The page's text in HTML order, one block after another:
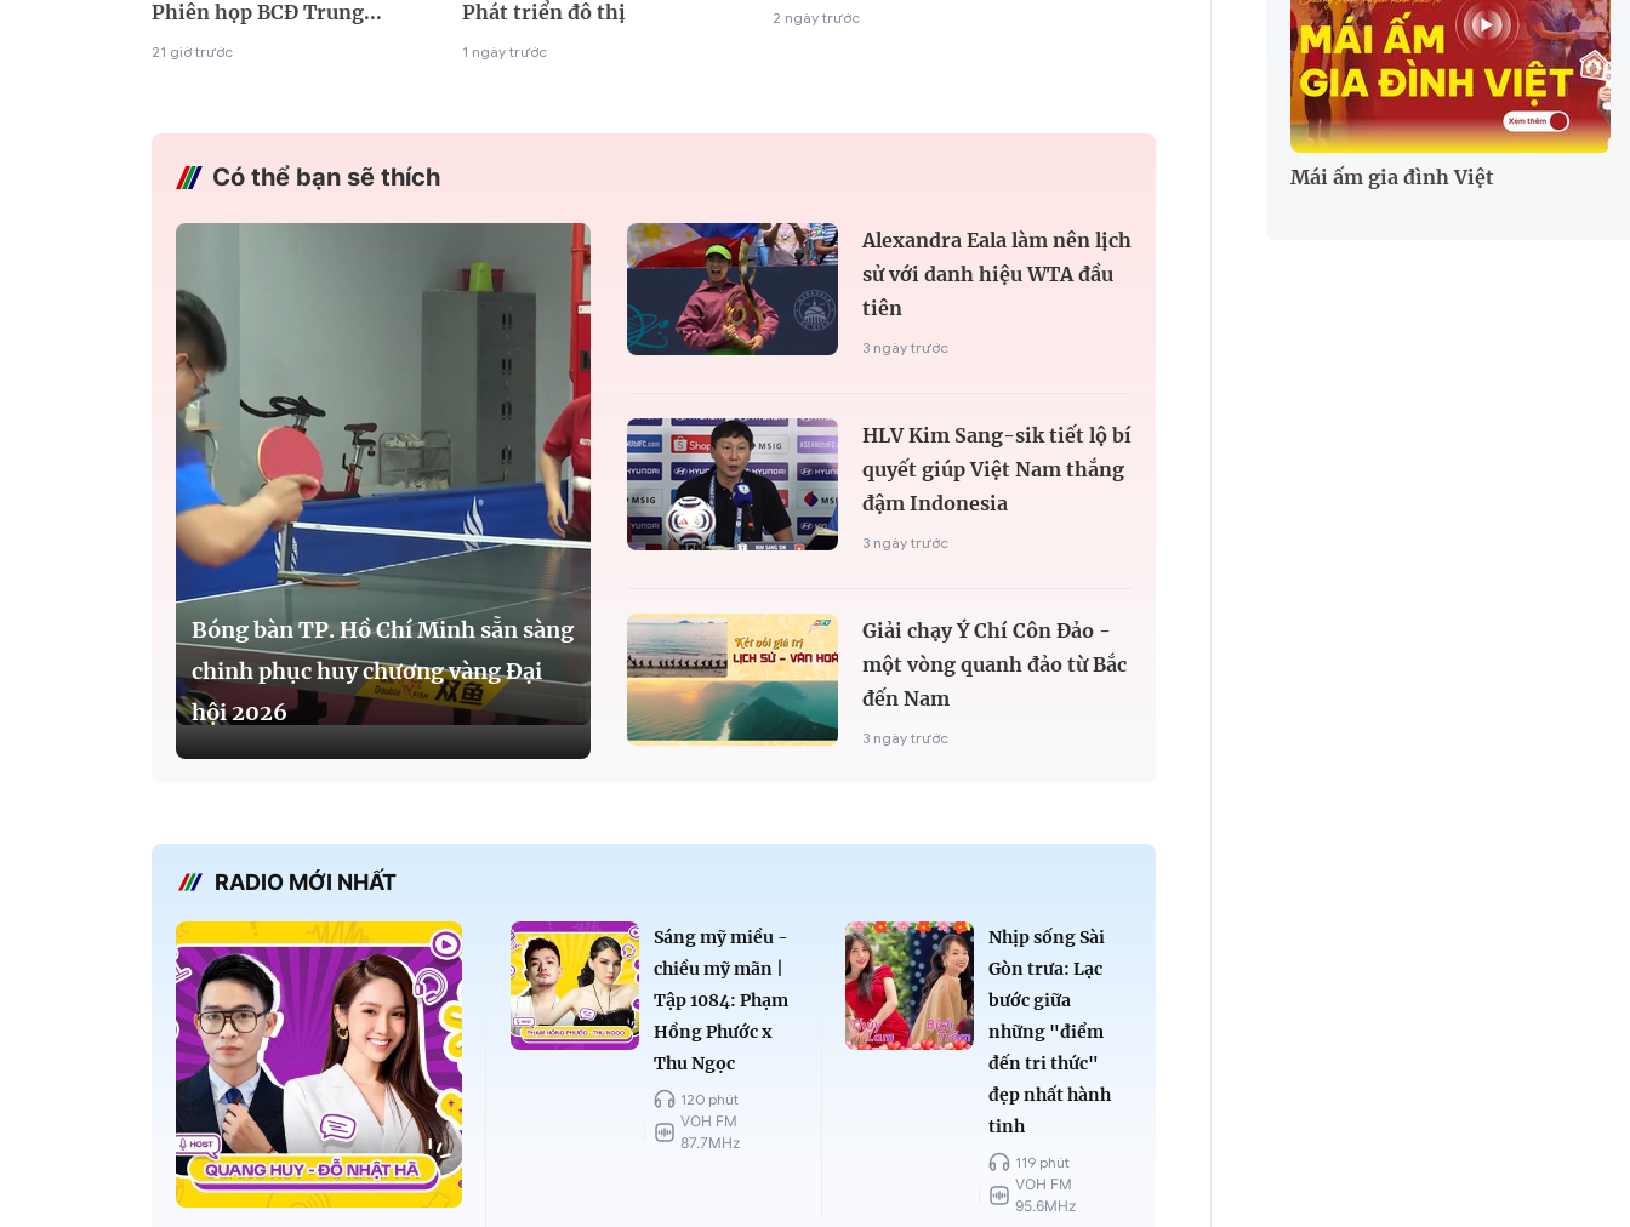
Phiên họp BCĐ Trung...
21 giờ trước
Phát triển đô thị
1 ngày trước
2 ngày trước
Có thể bạn sẽ thích
Bóng bàn TP. Hồ Chí Minh sẵn sàng
chinh phục huy chương vàng Đại
hội 2026
Alexandra Eala làm nên lịch
sử với danh hiệu WTA đầu
tiên
3 ngày trước
HLV Kim Sang-sik tiết lộ bí
quyết giúp Việt Nam thắng
đậm Indonesia
3 ngày trước
Giải chạy Ý Chí Côn Đảo -
một vòng quanh đảo từ Bắc
đến Nam
3 ngày trước
RADIO MỚI NHẤT
Sáng mỹ miều -
chiều mỹ mãn |
Tập 1084: Phạm
Hồng Phước x
Thu Ngọc
120 phút
VOH FM
87.7MHz
Nhịp sống Sài
Gòn trưa: Lạc
bước giữa
những "điểm
đến tri thức"
đẹp nhất hành
tinh
119 phút
VOH FM
95.6MHz
Mái ấm gia đình Việt